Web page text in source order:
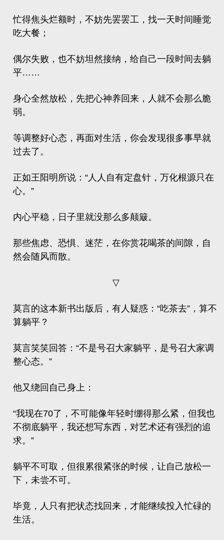
忙得焦头烂额时，不妨先罢罢工，找一天时间睡觉
吃大餐；
偶尔失败，也不妨坦然接纳，给自己一段时间去躺
平……
身心全然放松，先把心神养回来，人就不会那么脆
弱。
等调整好心态，再面对生活，你会发现很多事早就
过去了。
正如王阳明所说：“人人自有定盘针，万化根源只在
心。”
内心平稳，日子里就没那么多颠簸。
那些焦虑、恐惧、迷茫，在你赏花喝茶的间隙，自
然会随风而散。
▽
莫言的这本新书出版后，有人疑惑：“吃茶去”，算不
算躺平？
莫言笑笑回答：“不是号召大家躺平，是号召大家调
整心态。”
他又绕回自己身上：
“我现在70了，不可能像年轻时绷得那么紧，但我也
不彻底躺平，我还想写东西，对艺术还有强烈的追
求。”
躺平不可取，但很累很紧张的时候，让自己放松一
下，未尝不可。
毕竟，人只有把状态找回来，才能继续投入忙碌的
生活。